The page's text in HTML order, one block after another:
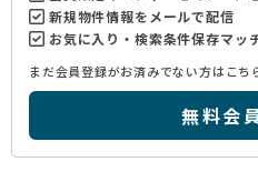
新規物件情報をメールで配信
お気に入り・検索条件保存マッ
まだ会員登録がお済みでない方はこち
無料会